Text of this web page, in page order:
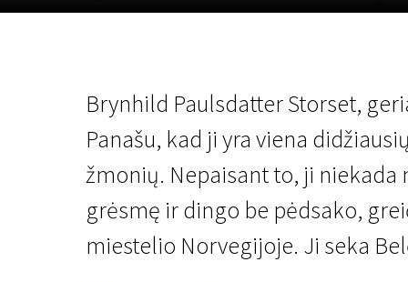
Brynhild Paulsdatter Storset,
Panašu, kad ji yra viena
žmonių. Nepaisant to, ji
grėsmę ir dingo be pėdsako,
miestelio Norvegijoje. Ji seka